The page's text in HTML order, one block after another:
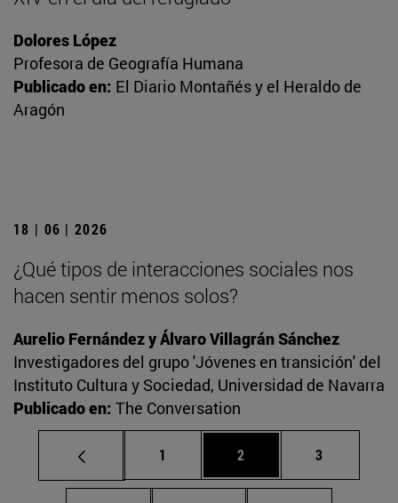
Dolores López
Profesora de Geografía Humana
Publicado en: El Diario Montañés y el Heraldo de
Aragón
18 | 06 | 2026
¿Qué tipos de interacciones sociales nos
hacen sentir menos solos?
Aurelio Fernández y Álvaro Villagrán Sánchez
Investigadores del grupo 'Jóvenes en transición' del
Instituto Cultura y Sociedad, Universidad de Navarra
Publicado en: The Conversation
Página
1 Página
2 Página
3